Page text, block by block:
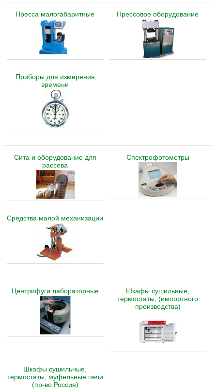
Пресса малогабаритные Прессовое оборудование
Приборы для измерения
времени
Сита и оборудование для
рассева
Спектрофотометры
Средства малой механизации
Центрифуги лабораторные
Шкафы сушильные,
термостаты, (импортного
производства)
Шкафы сушильные,
термостаты, муфельные печи
(пр-во Россия)